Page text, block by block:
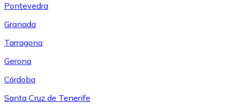
Pontevedra
Granada
Tarragona
Gerona
Córdoba
Santa Cruz de Tenerife